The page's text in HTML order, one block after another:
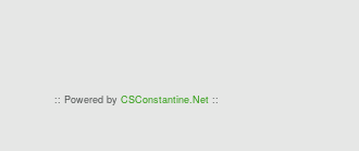
:: Powered by CSConstantine.Net::